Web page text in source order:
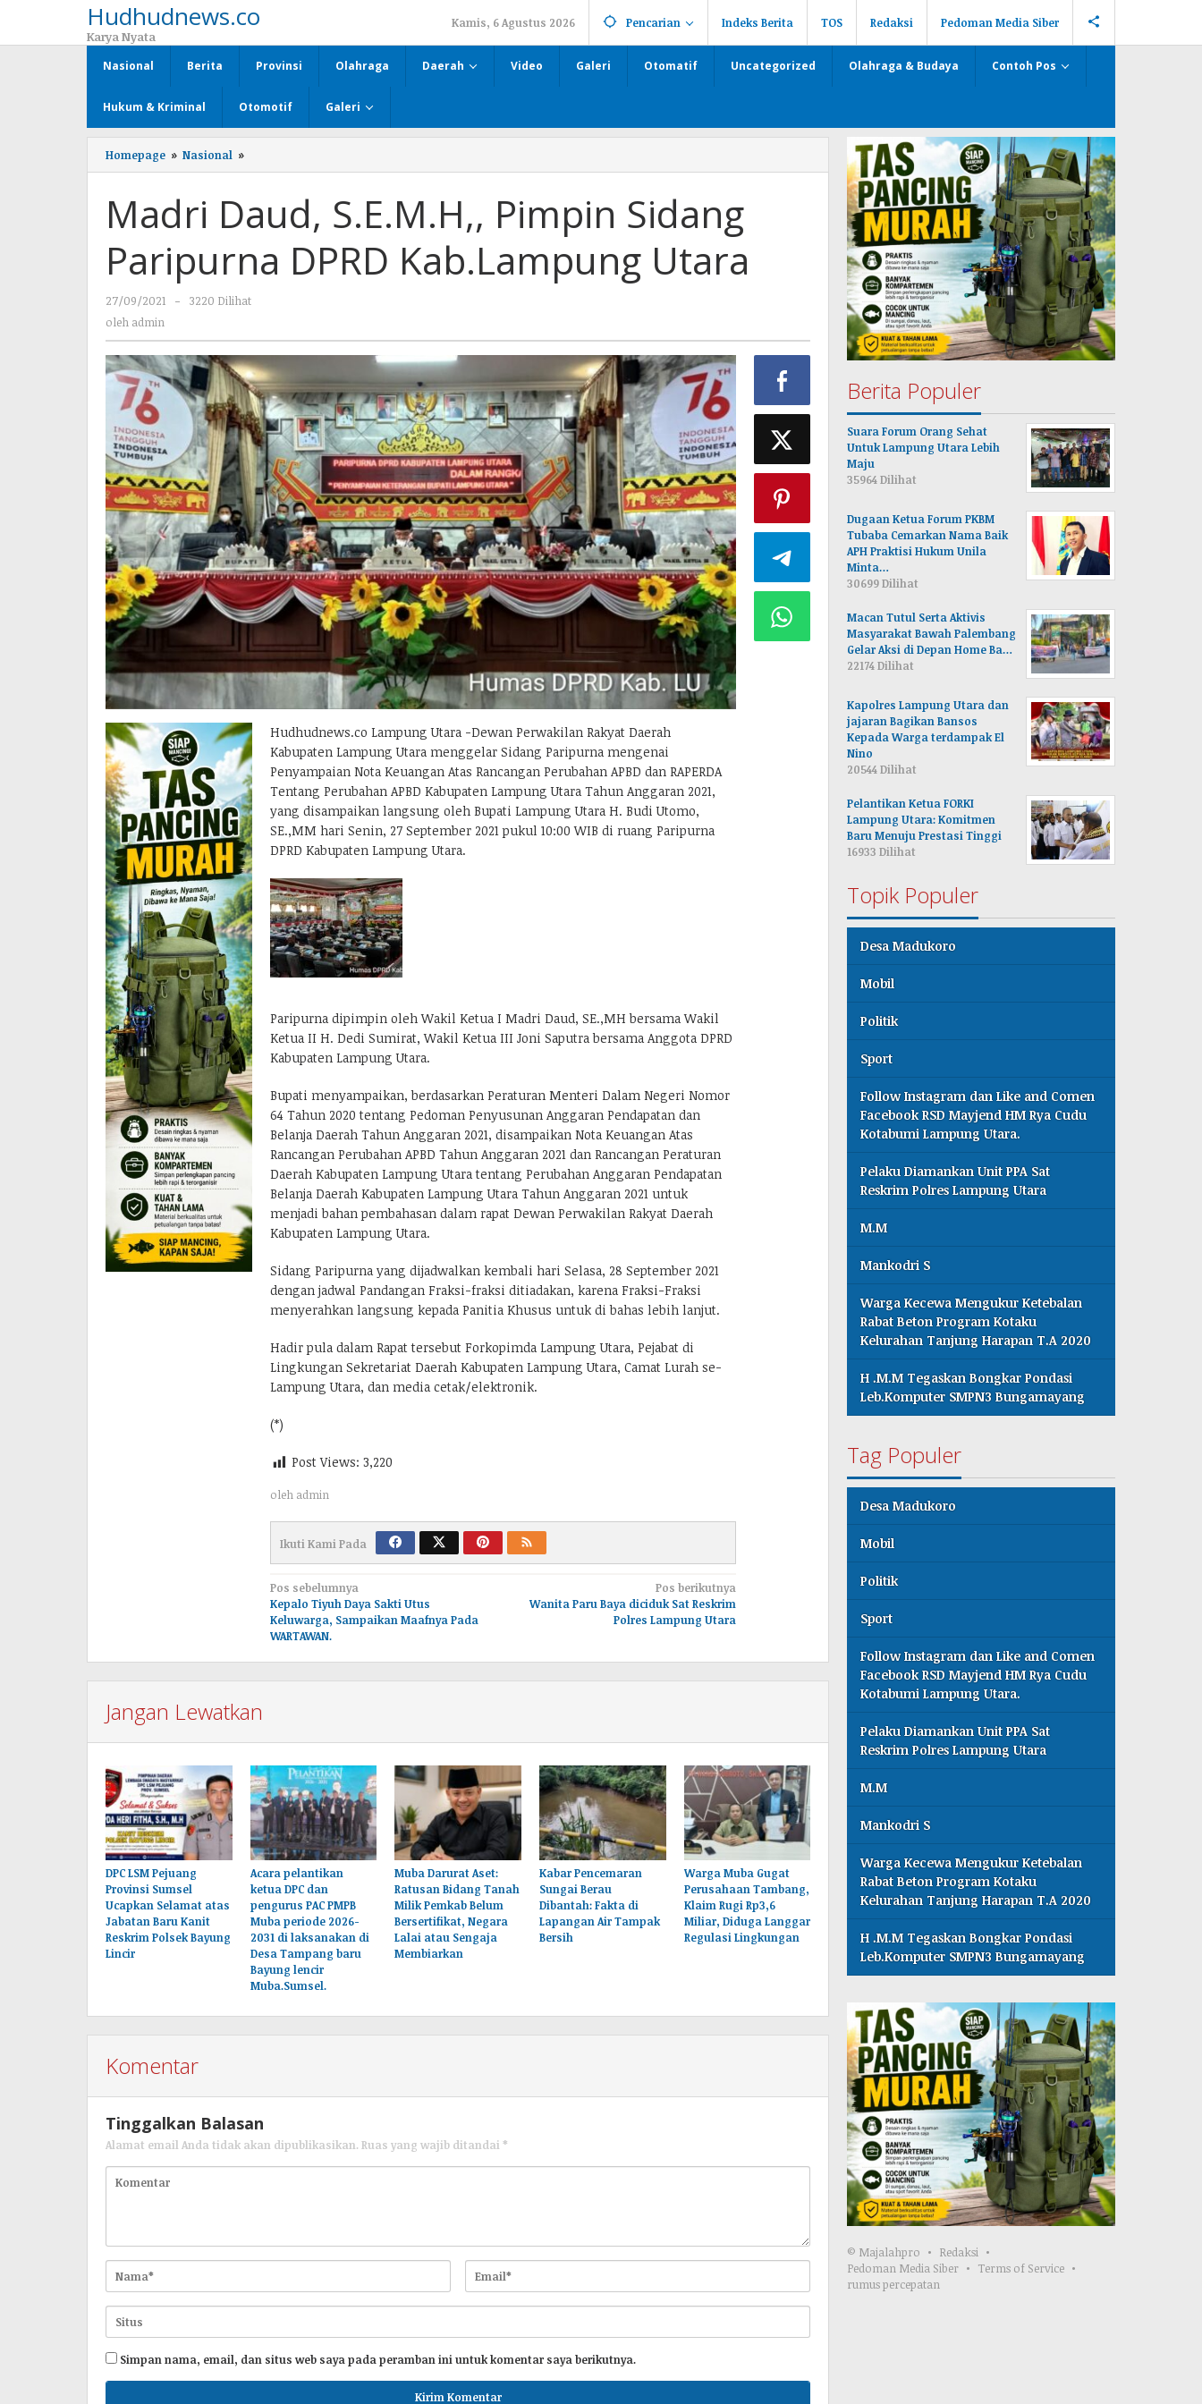
Hudhudnews.co
Karya Nyata
Kamis, 6 Agustus 2026 Pencarian Indeks Berita TOS Redaksi Pedoman Media Siber
Nasional Berita Provinsi Olahraga Daerah Video Galeri Otomatif Uncategorized Olahraga & Budaya Contoh Pos
Hukum & Kriminal Otomotif Galeri
Homepage » Nasional »
Daud,
Sidang
DPRD
Kab.Lampung
Madri Daud, S.E.M.H,, Pimpin Sidang
Paripurna DPRD Kab.Lampung Utara
27/09/2021
oleh
-
3220 Dilihat
oleh admin
Hudhudnews.co Lampung Utara -Dewan Perwakilan Rakyat Daerah
Kabupaten Lampung Utara menggelar Sidang Paripurna mengenai
Penyampaian Nota Keuangan Atas Rancangan Perubahan APBD dan RAPERDA
Tentang Perubahan APBD Kabupaten Lampung Utara Tahun Anggaran 2021,
yang disampaikan langsung oleh Bupati Lampung Utara H. Budi Utomo,
SE.,MM hari Senin, 27 September 2021 pukul 10:00 WIB di ruang Paripurna
DPRD Kabupaten Lampung Utara.
Paripurna dipimpin oleh Wakil Ketua I Madri Daud, SE.,MH bersama Wakil
Ketua II H. Dedi Sumirat, Wakil Ketua III Joni Saputra bersama Anggota DPRD
Kabupaten Lampung Utara.
Bupati menyampaikan, berdasarkan Peraturan Menteri Dalam Negeri Nomor
64 Tahun 2020 tentang Pedoman Penyusunan Anggaran Pendapatan dan
Belanja Daerah Tahun Anggaran 2021, disampaikan Nota Keuangan Atas
Rancangan Perubahan APBD Tahun Anggaran 2021 dan Rancangan Peraturan
Daerah Kabupaten Lampung Utara tentang Perubahan Anggaran Pendapatan
Belanja Daerah Kabupaten Lampung Utara Tahun Anggaran 2021 untuk
menjadi bahan pembahasan dalam rapat Dewan Perwakilan Rakyat Daerah
Kabupaten Lampung Utara.
Sidang Paripurna yang dijadwalkan kembali hari Selasa, 28 September 2021
dengan jadwal Pandangan Fraksi-fraksi ditiadakan, karena Fraksi-Fraksi
menyerahkan langsung kepada Panitia Khusus untuk di bahas lebih lanjut.
Hadir pula dalam Rapat tersebut Forkopimda Lampung Utara, Pejabat di
Lingkungan Sekretariat Daerah Kabupaten Lampung Utara, Camat Lurah se-
Lampung Utara, dan media cetak/elektronik.
(*)
Post Views: 3,220
oleh admin
Ikuti Kami Pada
Navigasi
pos
Pos sebelumnya
Kepalo Tiyuh Daya Sakti Utus
Keluwarga, Sampaikan Maafnya Pada
WARTAWAN.
Pos berikutnya
Wanita Paru Baya diciduk Sat Reskrim
Polres Lampung Utara
Jangan Lewatkan
DPC LSM Pejuang
Provinsi Sumsel
Ucapkan Selamat atas
Jabatan Baru Kanit
Reskrim Polsek Bayung
Lincir
Acara pelantikan
ketua DPC dan
pengurus PAC PMPB
Muba periode 2026-
2031 di laksanakan di
Desa Tampang baru
Bayung lencir
Muba.Sumsel.
Muba Darurat Aset:
Ratusan Bidang Tanah
Milik Pemkab Belum
Bersertifikat, Negara
Lalai atau Sengaja
Membiarkan
Kabar Pencemaran
Sungai Berau
Dibantah: Fakta di
Lapangan Air Tampak
Bersih
Warga Muba Gugat
Perusahaan Tambang,
Klaim Rugi Rp3,6
Miliar, Diduga Langgar
Regulasi Lingkungan
Komentar
Tinggalkan Balasan
Alamat email Anda tidak akan dipublikasikan. Ruas yang wajib ditandai *
Simpan nama, email, dan situs web saya pada peramban ini untuk komentar saya berikutnya.
Berita Populer
Suara Forum Orang Sehat
Untuk Lampung Utara Lebih
Maju
35964 Dilihat
Dugaan Ketua Forum PKBM
Tubaba Cemarkan Nama Baik
APH Praktisi Hukum Unila
Minta…
30699 Dilihat
Macan Tutul Serta Aktivis
Masyarakat Bawah Palembang
Gelar Aksi di Depan Home Ba…
22174 Dilihat
Kapolres Lampung Utara dan
jajaran Bagikan Bansos
Kepada Warga terdampak El
Nino
20544 Dilihat
Pelantikan Ketua FORKI
Lampung Utara: Komitmen
Baru Menuju Prestasi Tinggi
16933 Dilihat
Topik Populer
Desa Madukoro
Mobil
Politik
Sport
Follow Instagram dan Like and Comen
Facebook RSD Mayjend HM Rya Cudu
Kotabumi Lampung Utara.
Pelaku Diamankan Unit PPA Sat
Reskrim Polres Lampung Utara
M.M
Mankodri S
Warga Kecewa Mengukur Ketebalan
Rabat Beton Program Kotaku
Kelurahan Tanjung Harapan T.A 2020
H .M.M Tegaskan Bongkar Pondasi
Leb.Komputer SMPN3 Bungamayang
Tag Populer
Desa Madukoro
Mobil
Politik
Sport
Follow Instagram dan Like and Comen
Facebook RSD Mayjend HM Rya Cudu
Kotabumi Lampung Utara.
Pelaku Diamankan Unit PPA Sat
Reskrim Polres Lampung Utara
M.M
Mankodri S
Warga Kecewa Mengukur Ketebalan
Rabat Beton Program Kotaku
Kelurahan Tanjung Harapan T.A 2020
H .M.M Tegaskan Bongkar Pondasi
Leb.Komputer SMPN3 Bungamayang
© Majalahpro
Redaksi
Pedoman Media Siber
Terms of Service
rumus percepatan